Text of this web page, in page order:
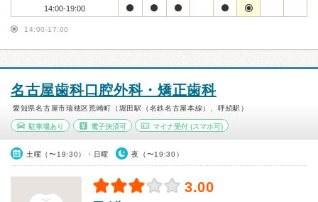
14:00-19:00
14:00-17:00
名古屋歯科口腔外科・矯正歯科
愛知県名古屋市瑞穂区荒崎町（堀田駅（名鉄名古屋本線）、呼続駅）
駐車場あり 電子決済可 マイナ受付 (スマホ可)
土曜（〜19:30）・日曜 夜（〜19:30）
3.00